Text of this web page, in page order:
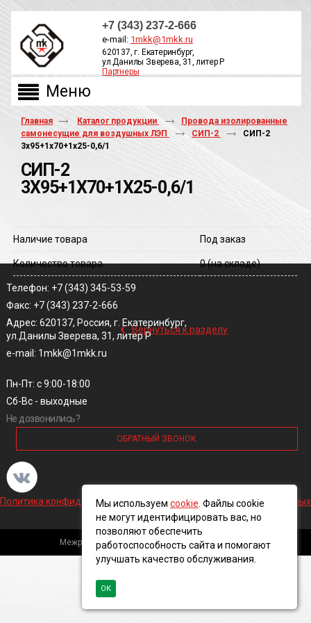
+7 (343) 237-2-666
e-mail: 1mkk@1mkk.ru
620137, г. Екатеринбург,
ул.Данилы Зверева, 31, литер Р
Партнеры
Главная Каталог продукции
Провода изолированные
самонесущие для воздушных ЛЭП
СИП-2
СИП-2
3х95+1х70+1х25-0,6/1
СИП-2
3Х95+1Х70+1Х25-0,6/1
Наличие товара Под заказ
Количество товара 0(на складе)
‹ Вернуться к разделу
Телефон: +7 (343) 345-53-59
Факс: +7 (343) 237-2-666
Адрес: 620137, Россия, г. Екатеринбург,
ул.Данилы Зверева, 31, литер Р
e-mail: 1mkk@1mkk.ru
Пн-Пт: с 9:00-18:00
Сб-Вс - выходные
Не дозвонились?
ОБРАТНЫЙ ЗВОНОК
Политика конфиденциальности и обработки персональных данных
Межрегиональная кабельная компания, 2016 ©
Мы используем cookie . Файлы cookie
не могут идентифицировать вас, но
позволяют обеспечить
работоспособность сайта и помогают
улучшать качество обслуживания.
ОК